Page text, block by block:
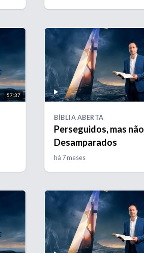
57:37
BÍBLIA ABERTA
Perseguidos, mas não
Desamparados
há 7 meses